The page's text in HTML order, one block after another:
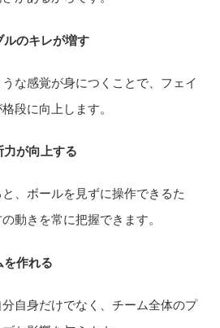
ルのキレが増す
な感覚が身につくことで、フェイ
段に向上します。
が向上する
、ボールを見ずに操作できるた
動きを常に把握できます。
を作れる
自身だけでなく、チーム全体のプ